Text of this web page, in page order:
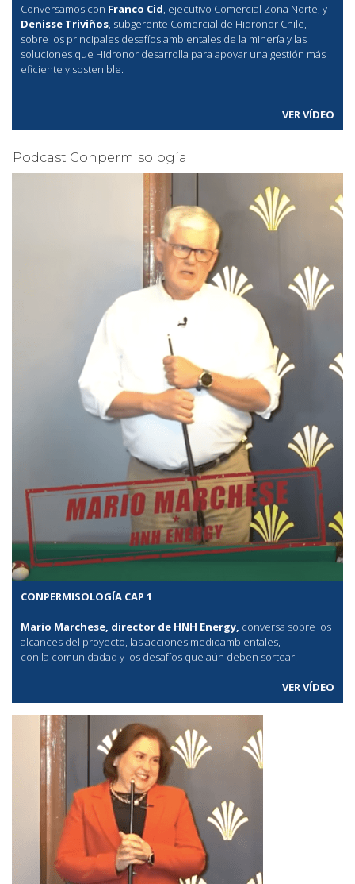
Conversamos con Franco Cid, ejecutivo Comercial Zona Norte, y
Denisse Triviños, subgerente Comercial de Hidronor Chile,
sobre los principales desafíos ambientales de la minería y las
soluciones que Hidronor desarrolla para apoyar una gestión más
eficiente y sostenible.
VER VÍDEO
Podcast Conpermisología
CONPERMISOLOGÍA CAP 1
Mario Marchese, director de HNH Energy, conversa sobre los
alcances del proyecto, las acciones medioambientales,
con la comunidadad y los desafíos que aún deben sortear.
VER VÍDEO